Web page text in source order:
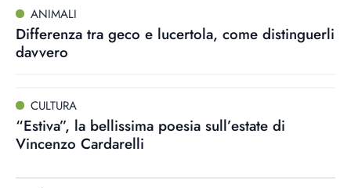
ANIMALI
Differenza tra geco e lucertola, come distinguerli
davvero
CULTURA
“Estiva”, la bellissima poesia sull’estate di
Vincenzo Cardarelli